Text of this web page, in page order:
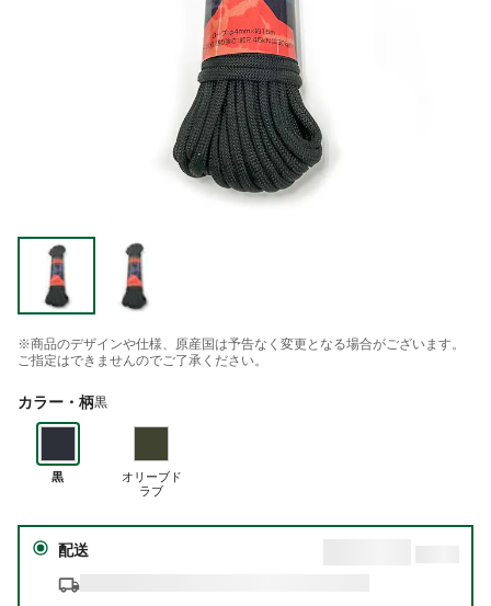
※商品のデザインや仕様、原産国は予告なく変更となる場合がございます。
ご指定はできませんのでご了承ください。
カラー・柄黒
黒
オリーブド
ラブ
配送